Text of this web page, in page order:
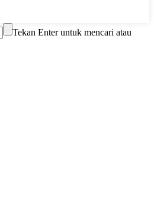
Tekan Enter untuk mencari atau